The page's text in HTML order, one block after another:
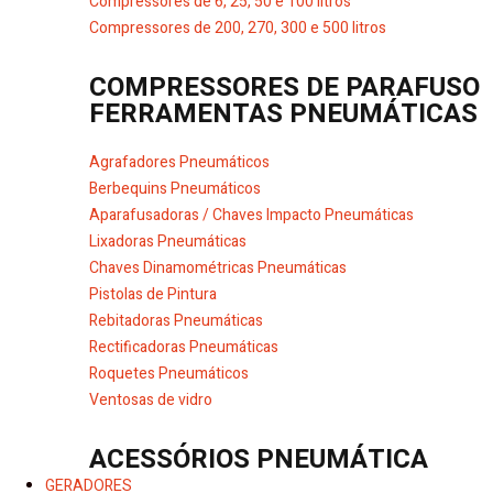
Compressores de 200, 270, 300 e 500 litros
COMPRESSORES DE PARAFUSO
FERRAMENTAS PNEUMÁTICAS
Agrafadores Pneumáticos
Berbequins Pneumáticos
Aparafusadoras / Chaves Impacto Pneumáticas
Lixadoras Pneumáticas
Chaves Dinamométricas Pneumáticas
Pistolas de Pintura
Rebitadoras Pneumáticas
Rectificadoras Pneumáticas
Roquetes Pneumáticos
Ventosas de vidro
ACESSÓRIOS PNEUMÁTICA
GERADORES